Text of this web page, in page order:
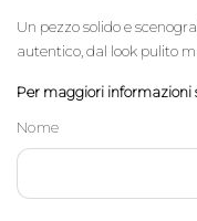
Un pezzo solido e
autentico, dal look pulito
Per maggiori
Nome